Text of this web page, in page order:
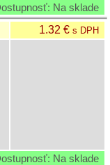
Na sklade
1.32 €s DPH
Na sklade